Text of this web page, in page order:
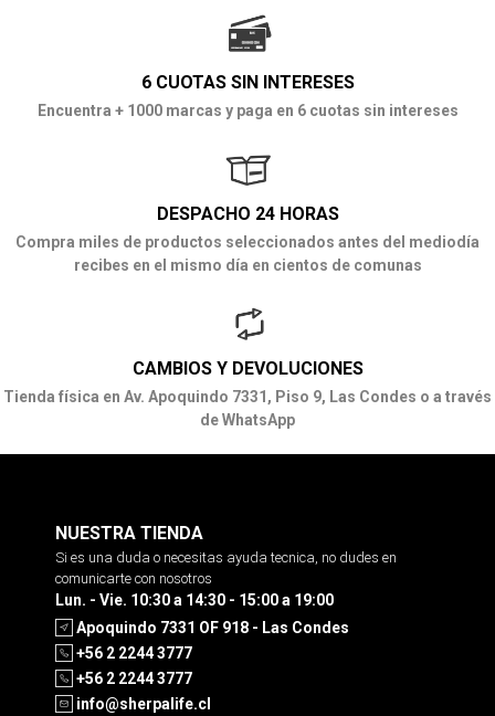
6 CUOTAS SIN INTERESES
Encuentra + 1000 marcas y paga en 6 cuotas sin intereses
DESPACHO 24 HORAS
Compra miles de productos seleccionados antes del mediodía
recibes en el mismo día en cientos de comunas
CAMBIOS Y DEVOLUCIONES
Tienda física en Av. Apoquindo 7331, Piso 9, Las Condes o a través
de WhatsApp
NUESTRA TIENDA
Si es una duda o necesitas ayuda tecnica, no dudes en
comunicarte con nosotros
Lun. - Vie. 10:30 a 14:30 - 15:00 a 19:00
Apoquindo 7331 OF 918 - Las Condes
+56 2 2244 3777
+56 2 2244 3777
info@sherpalife.cl